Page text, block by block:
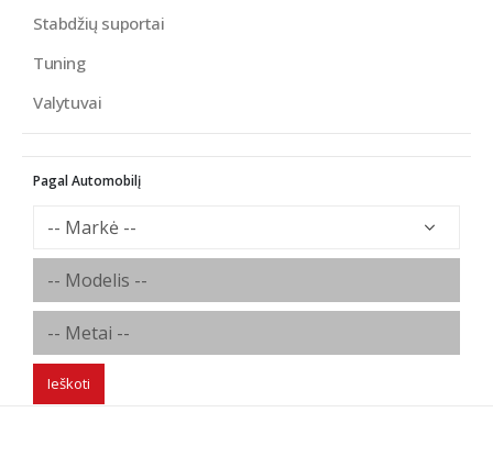
Stabdžių suportai
Tuning
Valytuvai
Pagal Automobilį
Ieškoti